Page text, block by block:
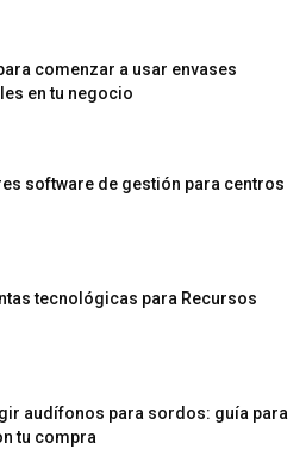
comenzar a usar envases
en tu negocio
software de gestión para centros
tecnológicas para Recursos
audífonos para sordos: guía para
tu compra